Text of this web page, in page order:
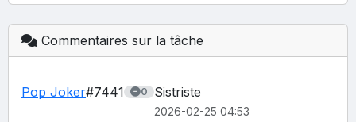
Commentaires sur la tâche
Pop Joker#7441 0 Sistriste
2026-02-25 04:53